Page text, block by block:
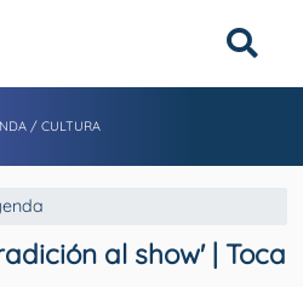
/ CULTURA
al show' | Toca